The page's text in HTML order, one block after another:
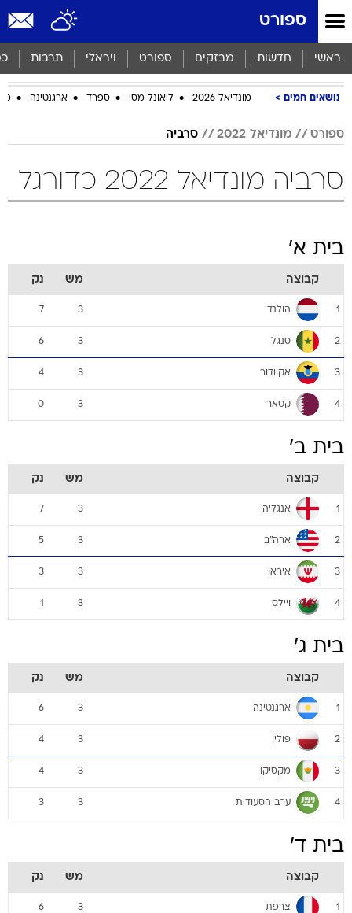
ספורט
ראשי חדשות מבזקים ספורט ויראלי תרבות
נושאים חמים מונדיאל 2026 ליאונל מסי ספרד ארגנטינה
ספורט מונדיאל 2022 סרביה
סרביה מונדיאל 2022 כדורגל
בית א'
קבוצה מש נק
1 הולנד 3
7
2 סנגל 3
6
3 אקוודור 3
4
4 קטאר 3
0
בית ב'
קבוצה מש נק
1 אנגליה 3
7
2 ארה"ב 3
5
3 איראן 3
3
4 ויילס 3
1
בית ג'
קבוצה מש נק
1 ארגנטינה 3
6
2 פולין 3
4
3 מקסיקו 3
4
4 ערב הסעודית 3
3
בית ד'
קבוצה מש נק
1 צרפת 3
6